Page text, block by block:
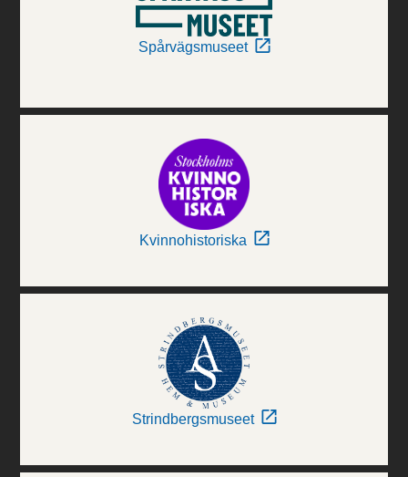
Spårvägsmuseet
Kvinnohistoriska
Strindbergsmuseet